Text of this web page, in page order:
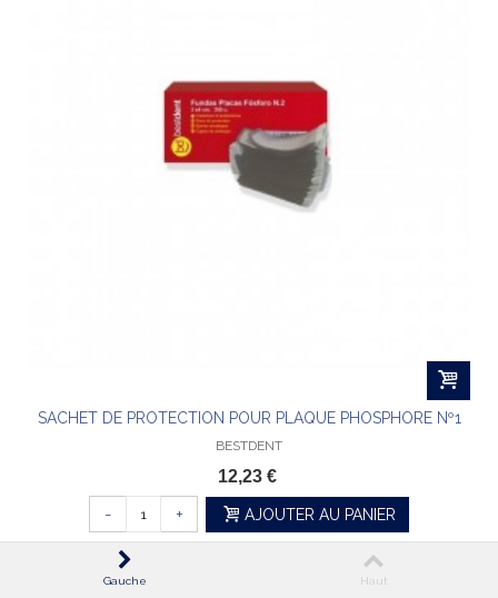
SACHET DE PROTECTION POUR PLAQUE PHOSPHORE Nº1
BESTDENT
12,23 €
- + AJOUTER AU PANIER
Gauche Haut